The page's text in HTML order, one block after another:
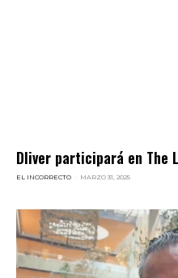
Dliver participará en The
EL INCORRECTO - MARZO 31, 2025